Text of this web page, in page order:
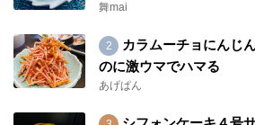
舞mai
カラムーチョにんじ
のに激ウマでハマる
あげぱん